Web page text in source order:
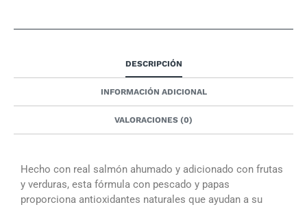
DESCRIPCIÓN
INFORMACIÓN ADICIONAL
VALORACIONES (0)
Hecho con real salmón ahumado y adicionado con frutas
y verduras, esta fórmula con pescado y papas
proporciona antioxidantes naturales que ayudan a su